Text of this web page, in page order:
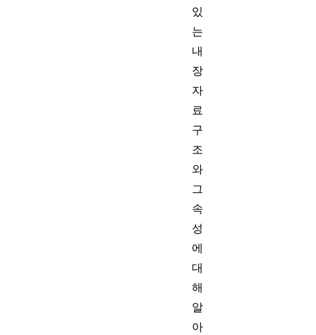
있
는
내
장
자
료
구
조
와
그
속
성
에
대
해
알
아